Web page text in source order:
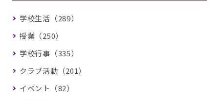
学校生活（289）
授業（250）
学校行事（335）
クラブ活動（201）
イベント（82）